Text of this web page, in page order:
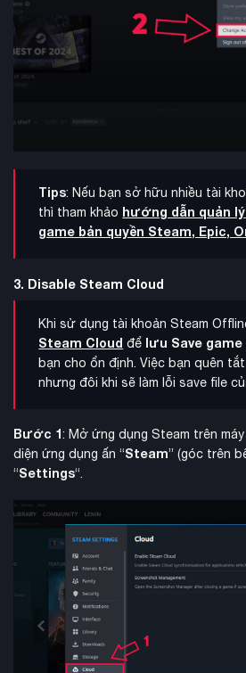
Tips: Nếu bạn sở hữu nhiều tài
thì tham khảo hướng dẫn quản
game bản quyền Steam, Epic,
3. Disable Steam Cloud
Khi sử dụng tài khoản Steam
Steam Cloud để lưu Save game
bạn cho ổn định. Việc bạn quên
nhưng đôi khi sẽ làm lỗi save file
Bước 1: Mở ứng dụng Steam trên
diện ứng dụng ấn “Steam” (góc trên
“Settings“.